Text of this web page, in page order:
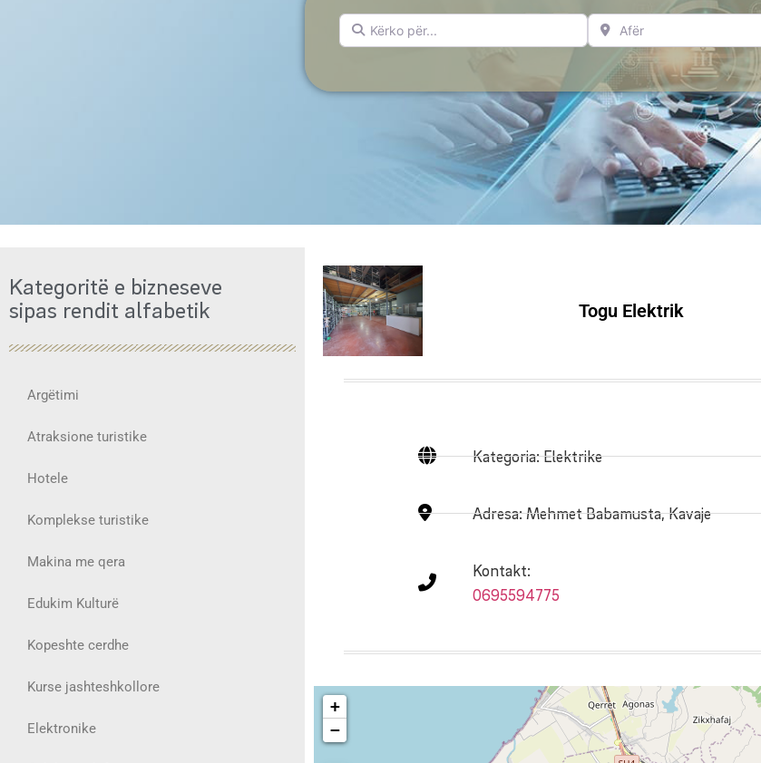
Kërko për... Afër
Kategoritë e bizneseve
sipas rendit alfabetik
Argëtimi
Atraksione turistike
Hotele
Komplekse turistike
Makina me qera
Edukim Kulturë
Kopeshte cerdhe
Kurse jashteshkollore
Elektronike
Togu Elektrik
Kategoria: Elektrike
Adresa:Mehmet Babamusta, Kavaje
Kontakt:
0695594775
+
−